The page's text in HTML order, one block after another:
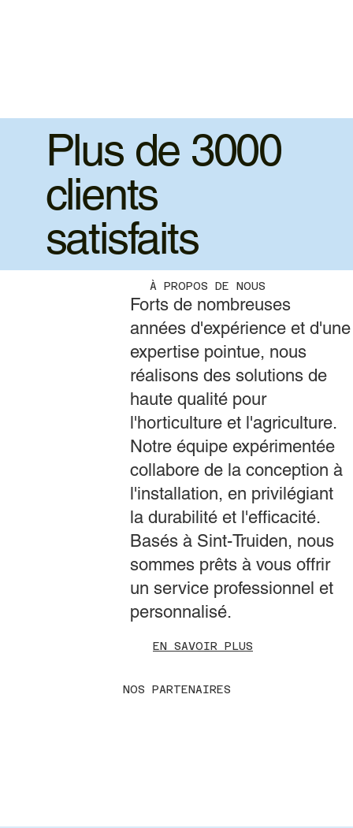
Plus de 3000
clients
satisfaits
À PROPOS DE NOUS
Forts de nombreuses
années d'expérience et d'une
expertise pointue, nous
réalisons des solutions de
haute qualité pour
l'horticulture et l'agriculture.
Notre équipe expérimentée
collabore de la conception à
l'installation, en privilégiant
la durabilité et l'efficacité.
Basés à Sint-Truiden, nous
sommes prêts à vous offrir
un service professionnel et
personnalisé.
EN SAVOIR PLUS
NOS PARTENAIRES